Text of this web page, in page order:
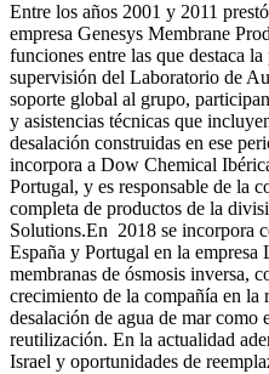
Entre los años 2001 y 2011
empresa Genesys Membrane
funciones entre las que destaca
supervisión del Laboratorio de
soporte global al grupo,
y asistencias técnicas que
desalación construidas en ese
incorpora a Dow Chemical
Portugal, y es responsable de la
completa de productos de la
Solutions.En 2018 se incorpora
España y Portugal en la
membranas de ósmosis inversa,
crecimiento de la compañía en la
desalación de agua de mar como
reutilización. En la actualidad
Israel y oportunidades de